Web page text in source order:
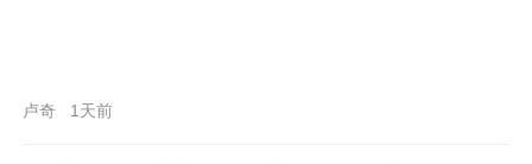
卢奇 1天前